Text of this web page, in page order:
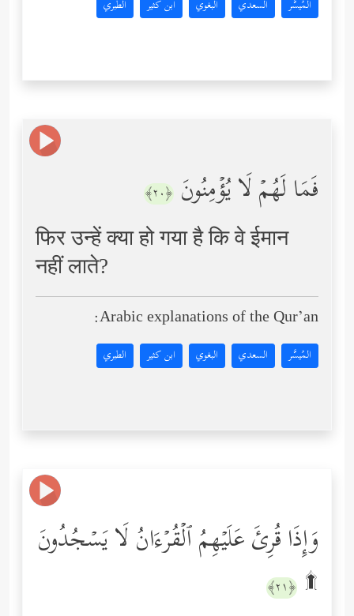
المُيسَّر السعدي البغوي ابن كثير الطبري
فَمَا لَهُمۡ لَا یُؤۡمِنُونَ ﴿٢٠﴾
फिर उन्हें क्या हो गया है कि वे ईमान
नहीं लाते?
Arabic explanations of the Qur’an:
المُيسَّر السعدي البغوي ابن كثير الطبري
وَإِذَا قُرِئَ عَلَیۡهِمُ ٱلۡقُرۡءَانُ لَا یَسۡجُدُونَ
۩ ﴿٢١﴾